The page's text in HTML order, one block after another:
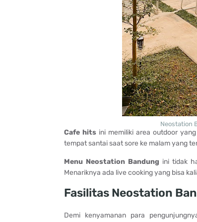
Neostation
Cafe hitsini memiliki area outdoor
tempat santai saat sore ke malam yang
Menu Neostation Bandung ini tidak
Menariknya ada live cooking yang bisa
Fasilitas Neostation
Demi kenyamanan para